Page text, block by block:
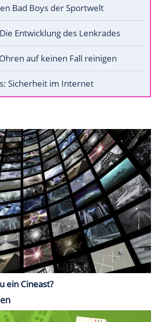
Bad Boys der Sportwelt
Entwicklung des Lenkrades
auf keinen Fall reinigen
Sicherheit im Internet
ein Cineast?